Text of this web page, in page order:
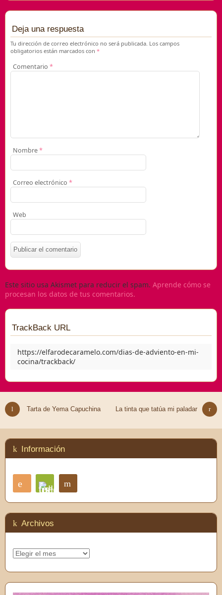
Deja una respuesta
Tu dirección de correo electrónico no será publicada. Los campos
obligatorios están marcados con *
Comentario *
Nombre*
Correo electrónico *
Web
Este sitio usa Akismet para reducir el spam. Aprende cómo se
procesan los datos de tus comentarios.
TrackBack URL
https://elfarodecaramelo.com/dias-de-adviento-en-mi-
cocina/trackback/
Tarta de Yema Capuchina La tinta que tatúa mi paladar
Información
RSS
Feedly
Archivos
Archivos